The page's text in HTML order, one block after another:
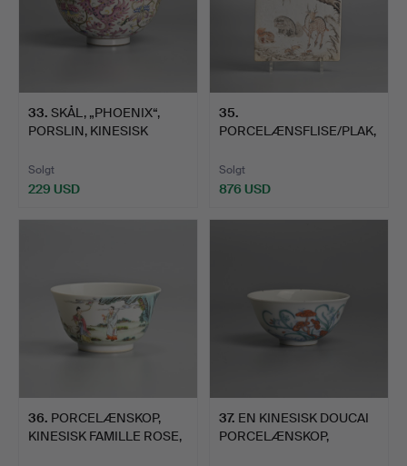
33. SKÅL, „PHOENIX“,
PORSLIN, KINESISK
Solgt
229 USD
35.
PORCELÆNSFLISE/PLAK,
Solgt
876 USD
36. PORCELÆNSKOP,
KINESISK FAMILLE ROSE,
37. EN KINESISK DOUCAI
PORCELÆNSKOP,